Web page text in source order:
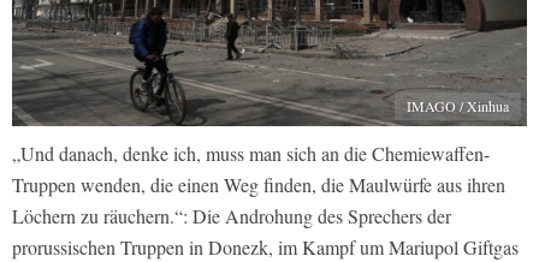
IMAGO / Xinhua
„Und danach, denke ich, muss man sich an die Chemiewaffen-
Truppen wenden, die einen Weg finden, die Maulwürfe aus ihren
Löchern zu räuchern.“: Die Androhung des Sprechers der
prorussischen Truppen in Donezk, im Kampf um Mariupol Giftgas